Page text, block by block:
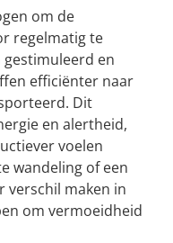
om de
regelmatig te
en
efficiënter naar
Dit
en alertheid,
voelen
wandeling of een
verschil maken in
om vermoeidheid